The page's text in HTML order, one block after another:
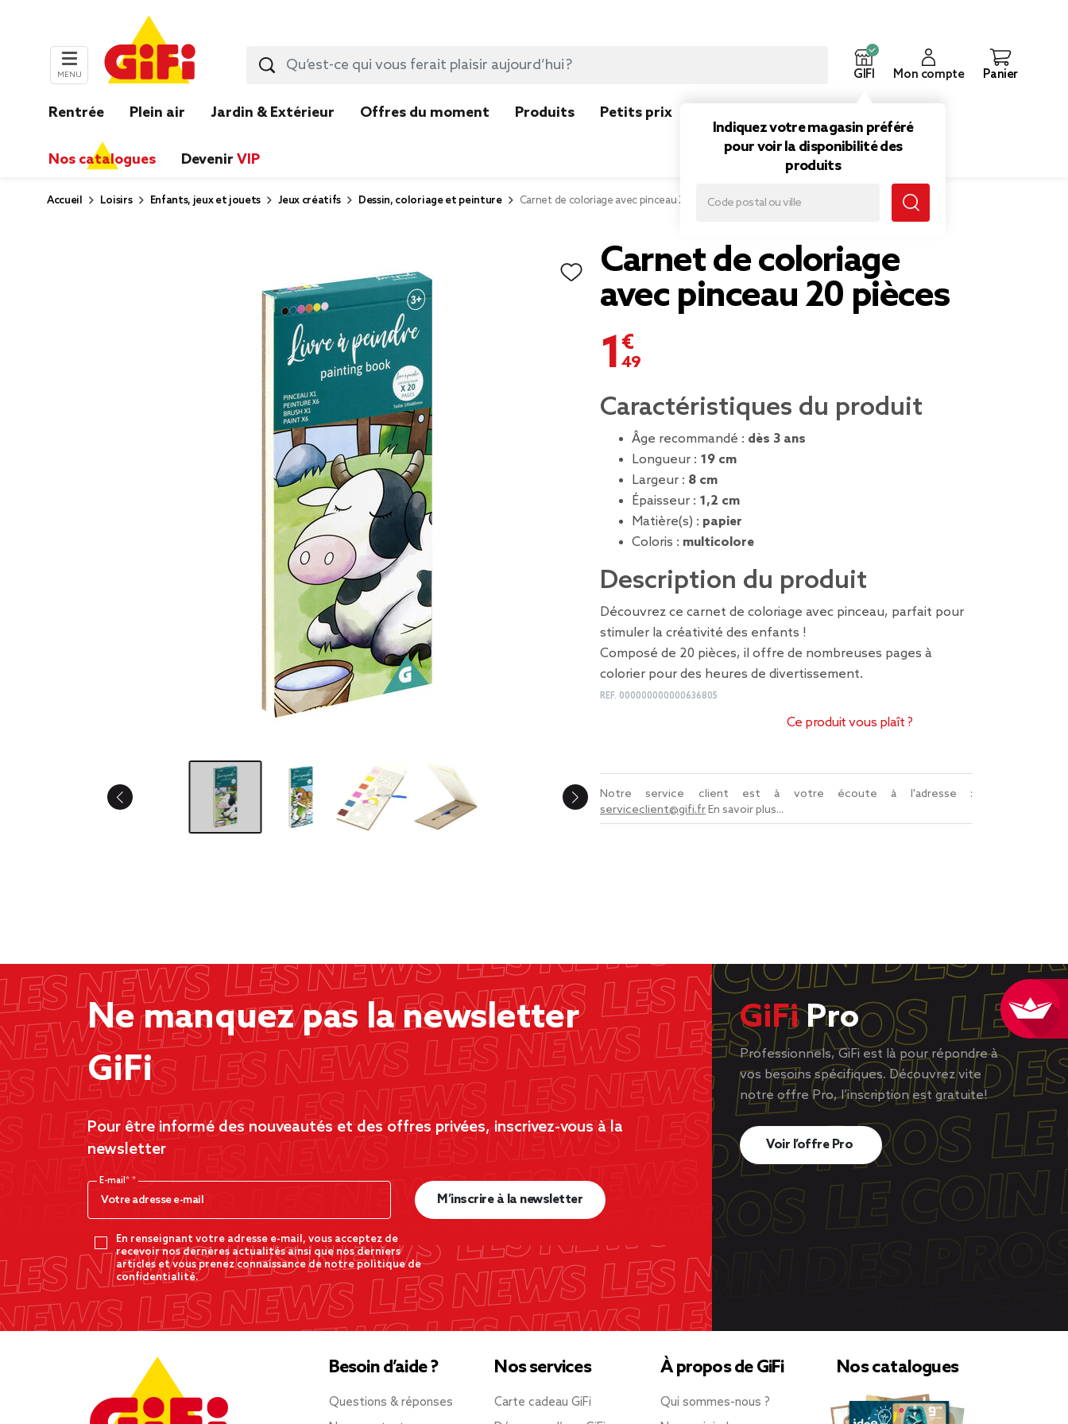
MENU GIFI
Indiquez votre magasin préféré
pour voir la disponibilité des
produits
Mon compte Panier
Rentrée Plein air Jardin & Extérieur Offres du moment Produits Petits prix
Nos catalogues Devenir VIP
Accueil Loisirs Enfants, jeux et jouets Jeux créatifs Dessin, coloriage et peinture Carnet de coloriage avec pinceau 20 pièces
Carnet de coloriage
avec pinceau 20 pièces
1,49 €
Caractéristiques du produit
Âge recommandé : dès 3 ans
Longueur : 19 cm
Largeur : 8 cm
Épaisseur : 1,2 cm
Matière(s) : papier
Coloris : multicolore
Description du produit
Découvrez ce carnet de coloriage avec pinceau, parfait pour
stimuler la créativité des enfants !
Composé de 20 pièces, il offre de nombreuses pages à
colorier pour des heures de divertissement.
REF. 000000000000636805
Ce produit vous plaît ?
Notre service client est à votre écoute à l'adresse :
serviceclient@gifi.frEn savoir plus...
Ne manquez pas la newsletter
GiFi
Pour être informé des nouveautés et des offres privées, inscrivez-vous à la
newsletter
E-mail*
En renseignant votre adresse e-mail, vous acceptez de
recevoir nos dernères actualités ainsi que nos derniers
articles et vous prenez connaissance de notre politique de
confidentialité.
M’inscrire à la newsletter
GiFiPro
Professionnels, GiFi est là pour répondre à
vos besoins spécifiques. Découvrez vite
notre offre Pro, l’inscription est gratuite!
Voir l’offre Pro
Besoin d’aide ?
Questions & réponses
Nos services
Carte cadeau GiFi
À propos de GiFi
Qui sommes-nous ?
Nos catalogues